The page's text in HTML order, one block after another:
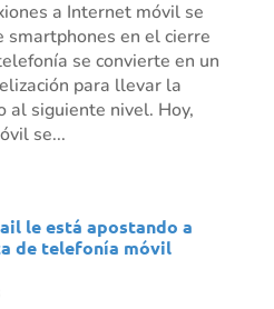
a Internet móvil se
smartphones en el cierre
se convierte en un
para llevar la
al siguiente nivel. Hoy,
se...
le está apostando a
de telefonía móvil